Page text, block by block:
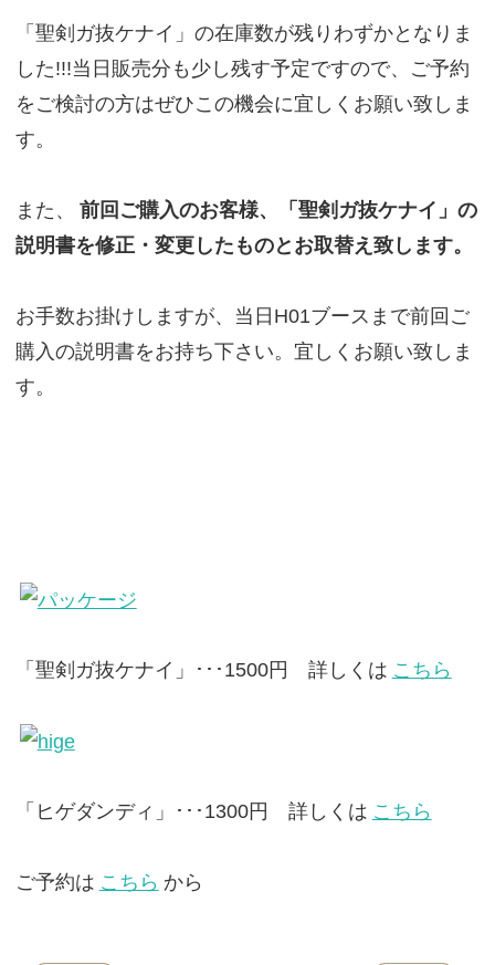
「聖剣ガ抜ケナイ」の在庫数が残りわずかとなりま
した!!!当日販売分も少し残す予定ですので、ご予約
をご検討の方はぜひこの機会に宜しくお願い致しま
す。
また、
前回ご購入のお客様、「聖剣ガ抜ケナイ」の
説明書を修正・変更したものとお取替え致します。
お手数お掛けしますが、当日H01ブースまで前回ご
購入の説明書をお持ち下さい。宜しくお願い致しま
す。
「聖剣ガ抜ケナイ」･･･1500円 詳しくは こちら
「ヒゲダンディ」･･･1300円 詳しくは こちら
ご予約は こちら から